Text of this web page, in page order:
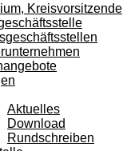
Kreisvorsitzende
Aktuelles
Download
Rundschreiben